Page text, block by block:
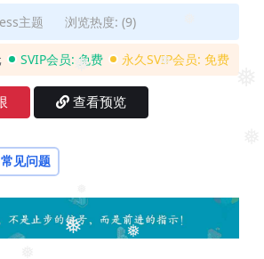
❅
❅
❅
❅
❅
主题 浏览热度: (9)
SVIP会员: 免费 永久SVIP会员: 免费
查看预览
常见问题